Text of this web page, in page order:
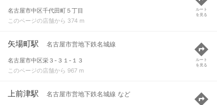
名古屋市中区千代田町５丁目
このページの店舗から 374 m
ルート
を見る
矢場町駅 名古屋市営地下鉄名城線
名古屋市中区栄３-３１-１３
このページの店舗から 967 m
ルート
を見る
上前津駅 名古屋市営地下鉄名城線 など